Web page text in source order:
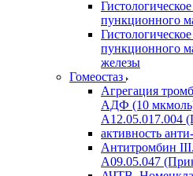
пункционного
пункционного
железы
Гомеостаз
Агрегация
АДФ (10
A12.05.017.004
активность
Антитромбин
A09.05.047